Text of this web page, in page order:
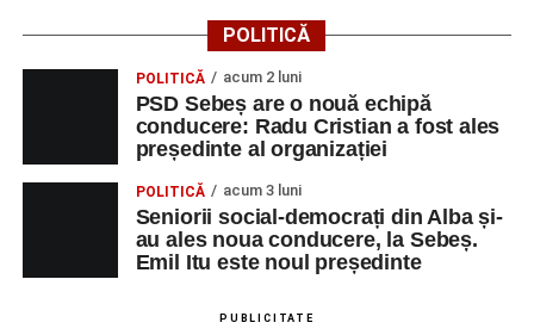
POLITICĂ
POLITICĂ acum 2 luni
PSD Sebeș are o nouă echipă
conducere: Radu Cristian a fost ales
președinte al organizației
POLITICĂ acum 3 luni
Seniorii social-democrați din Alba și-
au ales noua conducere, la Sebeș.
Emil Itu este noul președinte
PUBLICITATE